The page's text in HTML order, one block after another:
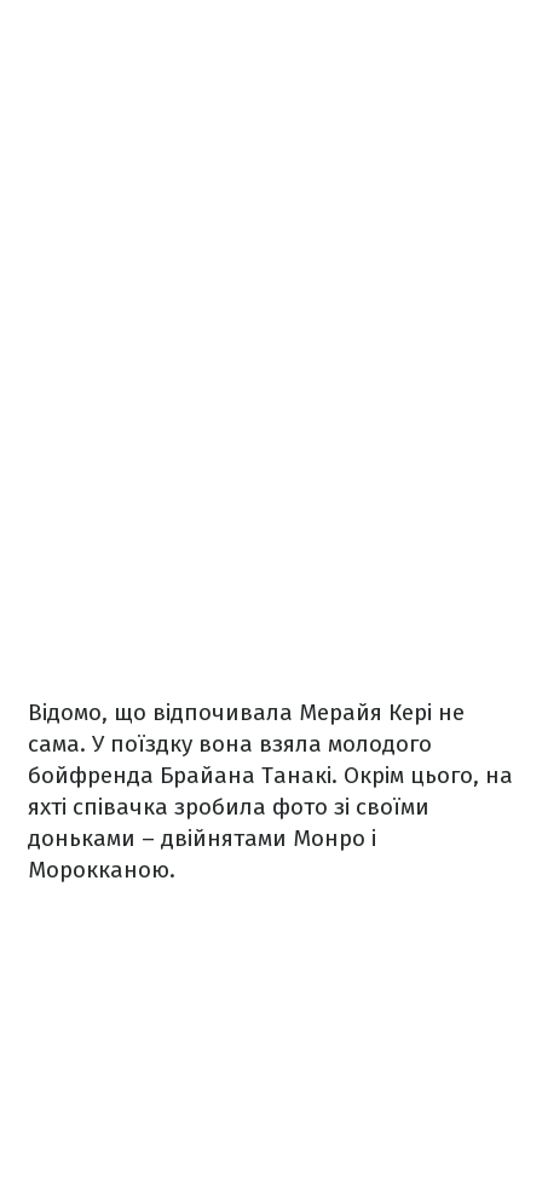
Відомо, що відпочивала Мерайя Кері не
сама. У поїздку вона взяла молодого
бойфренда Брайана Танакі. Окрім цього, на
яхті співачка зробила фото зі своїми
доньками – двійнятами Монро і
Морокканою.